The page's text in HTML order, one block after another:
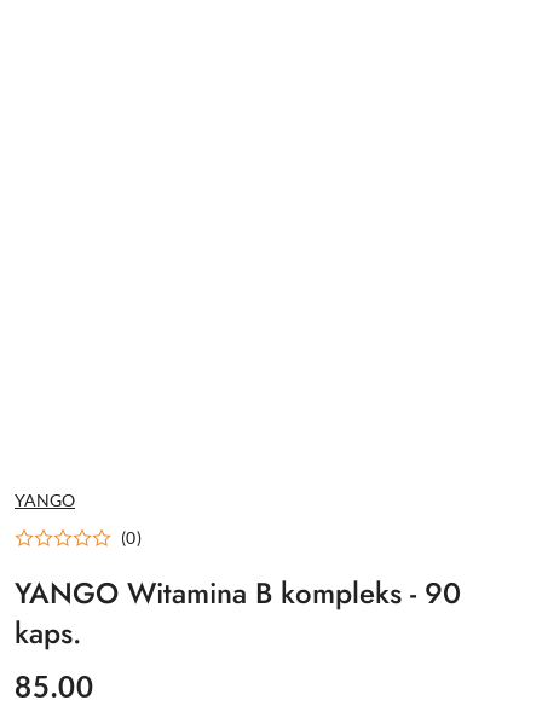
NAZWA
PRODUCENTA:
YANGO
(0)
YANGO Witamina B kompleks - 90
kaps.
cena:
85.00